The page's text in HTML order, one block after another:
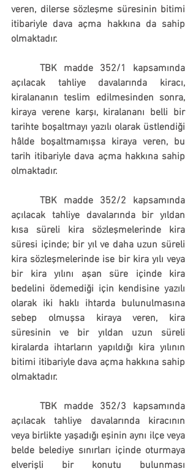
veren, dilerse sözleşme süresinin bitimi
itibariyle dava açma hakkına da sahip
olmaktadır.
açılacak tahliye davalarında kiracı,
kiralananın teslim edilmesinden sonra,
kiraya verene karşı, kiralananı belli bir
tarihte boşaltmayı yazılı olarak üstlendiği
hâlde boşaltmamışsa kiraya veren, bu
tarih itibariyle dava açma hakkına sahip
olmaktadır.
açılacak tahliye davalarında bir yıldan
kısa süreli kira sözleşmelerinde kira
süresi içinde; bir yıl ve daha uzun süreli
kira sözleşmelerinde ise bir kira yılı veya
bir kira yılını aşan süre içinde kira
bedelini ödemediği için kendisine yazılı
olarak iki haklı ihtarda bulunulmasına
sebep olmuşsa kiraya veren, kira
süresinin ve bir yıldan uzun süreli
kiralarda ihtarların yapıldığı kira yılının
bitimi itibariyle dava açma hakkına sahip
olmaktadır.
açılacak tahliye davalarında kiracının
veya birlikte yaşadığı eşinin aynı ilçe veya
belde belediye sınırları içinde oturmaya
elverişli bir konutu bulunması